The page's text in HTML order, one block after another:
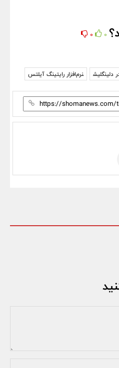
0
0
دلینگلیش نرم‌افزار رایتینگ آیلتس